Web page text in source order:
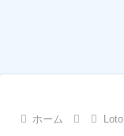
ホーム Loto